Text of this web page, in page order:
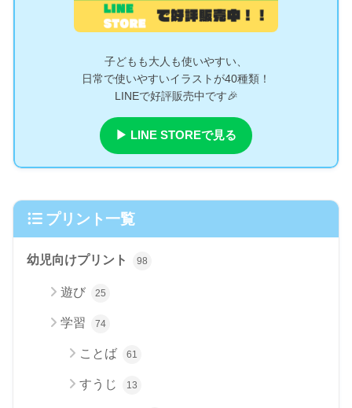
子どもも大人も使いやすい、
日常で使いやすいイラストが40種類！
LINEで好評販売中です🎉
▶ LINE STOREで見る
プリント一覧
幼児向けプリント 98
遊び 25
学習 74
ことば 61
すうじ 13